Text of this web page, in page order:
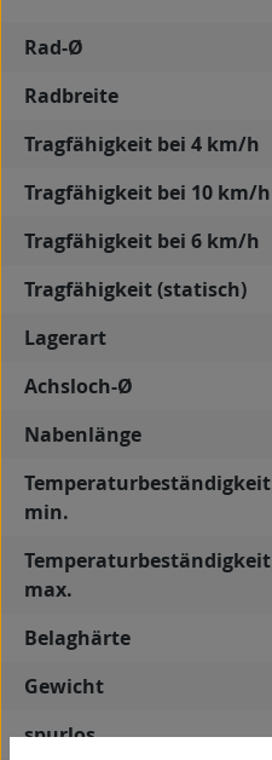
Rad-Ø
Radbreite
Tragfähigkeit bei 4 km/h
Tragfähigkeit bei 10 km/h
Tragfähigkeit bei 6 km/h
Tragfähigkeit (statisch)
Lagerart
Achsloch-Ø
Nabenlänge
Temperaturbeständigkeit
min.
Temperaturbeständigkeit
max.
Belaghärte
Gewicht
spurlos